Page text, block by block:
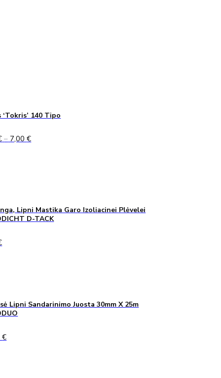
‘Tokris’ 140 Tipo
– 7,00€Price
Lipni Mastika Garo Izoliacinei Plėvelei
D-TACK
Lipni Sandarinimo Juosta 30mm X 25m
€